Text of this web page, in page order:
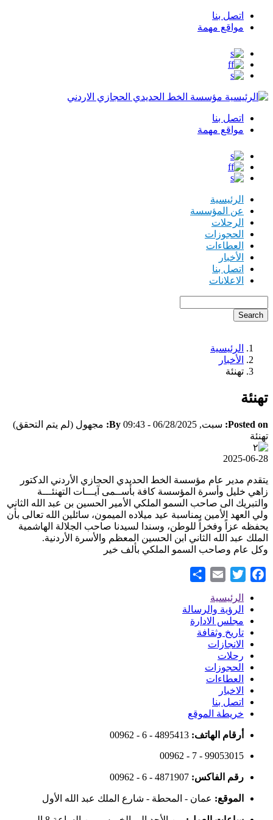
Top
Menu
اتصل بنا
مواقع مهمة
مؤسسة الخط الحديدي الحجازي الاردني
Top
Menu
اتصل بنا
مواقع مهمة
الرئيسية
عن المؤسسة
الرحلات
الحجوزات
العطاءات
الأخبار
اتصل بنا
الاعلانات
Breadcrumb
الرئيسية
الأخبار
تهنئة
تهنئة
Posted on: سبت, 06/28/2025 - 09:43 By: مجهول (لم يتم التحقق)
تهنئة
2025-06-28
يتقدم مدير عام مؤسسة الخط الحديدي الحجازي الأردني الدكتور
زاهي خليل وأسرة المؤسسة كافة بأســمى آيـــات التهنئـــة
والتبريك الى صاحب السمو الملكي الأمير الحسين بن عبد الله الثاني
ولي العهد الأمين بمناسبة عيد ميلاده الميمون، سائلين الله تعالى بأن
يحفظه عزاً وفخراً للوطن، وسندا لسيدنا صاحب الجلالة الهاشمية
الملك عبد الله الثاني ابن الحسين المعظم والأسرة الأردنية.
وكل عام وصاحب السمو الملكي بألف خير
Facebook
Twitter
Email
Footer
Menu
الرئيسية
الرؤية والرسالة
مجلس الادارة
تاريخ وثقافة
الانجازات
رحلات
الحجوزات
العطاءات
الاخبار
اتصل بنا
خريطة الموقع
أرقام الهاتف: 00962 - 6 - 4895413
00962 - 7 - 99053015
رقم الفاكس: 00962 - 6 - 4871907
الموقع: عمان - المحطة - شارع الملك عبد الله الأول